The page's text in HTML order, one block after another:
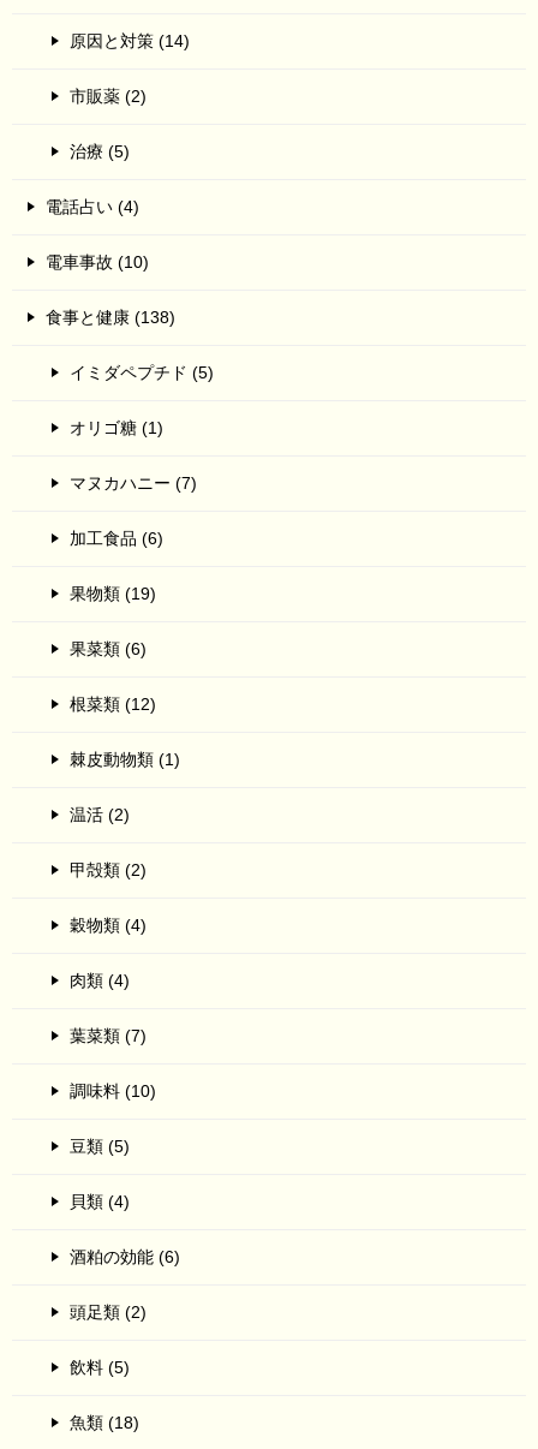
原因と対策 (14)
市販薬 (2)
治療 (5)
電話占い (4)
電車事故 (10)
食事と健康 (138)
イミダペプチド (5)
オリゴ糖 (1)
マヌカハニー (7)
加工食品 (6)
果物類 (19)
果菜類 (6)
根菜類 (12)
棘皮動物類 (1)
温活 (2)
甲殻類 (2)
穀物類 (4)
肉類 (4)
葉菜類 (7)
調味料 (10)
豆類 (5)
貝類 (4)
酒粕の効能 (6)
頭足類 (2)
飲料 (5)
魚類 (18)